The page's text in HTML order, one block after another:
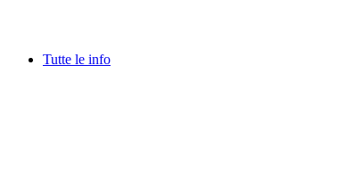
Tutte le info